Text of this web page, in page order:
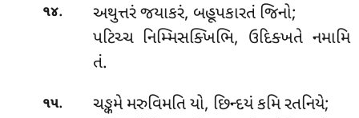
૧૪.
અથુત્તરં જયાકરં, બહૂપકારતં જિનો;
પટિચ્ચ નિમ્મિસક્ખિભિ, ઉદિક્ખતે નમામિ
તં.
૧૫.
ચઙ્કમે મરુવિમતિ યો, છિન્દયં કમિ રતનિયે;